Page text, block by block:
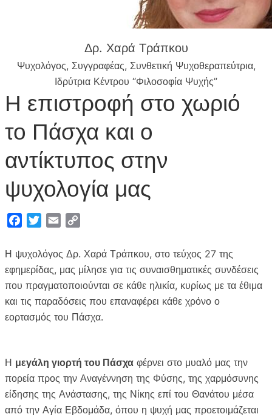
Δρ. Χαρά Τράπκου
Ψυχολόγος, Συγγραφέας, Συνθετική Ψυχοθεραπεύτρια,
Ιδρύτρια Κέντρου “Φιλοσοφία Ψυχής”
Η επιστροφή στο χωριό
το Πάσχα και ο
αντίκτυπος στην
ψυχολογία μας
c
b
o
o
k
t
e
r
a
l
p
y
i
n
k
Η ψυχολόγος Δρ. Χαρά Τράπκου, στο τεύχος 27 της
εφημερίδας, μας μίλησε για τις συναισθηματικές συνδέσεις
που πραγματοποιούνται σε κάθε ηλικία, κυρίως με τα έθιμα
και τις παραδόσεις που επαναφέρει κάθε χρόνο ο
εορτασμός του Πάσχα.
Η μεγάλη γιορτή του Πάσχα φέρνει στο μυαλό μας την
πορεία προς την Αναγέννηση της Φύσης, της χαρμόσυνης
είδησης της Ανάστασης, της Νίκης επί του Θανάτου μέσα
από την Αγία Εβδομάδα, όπου η ψυχή μας προετοιμάζεται